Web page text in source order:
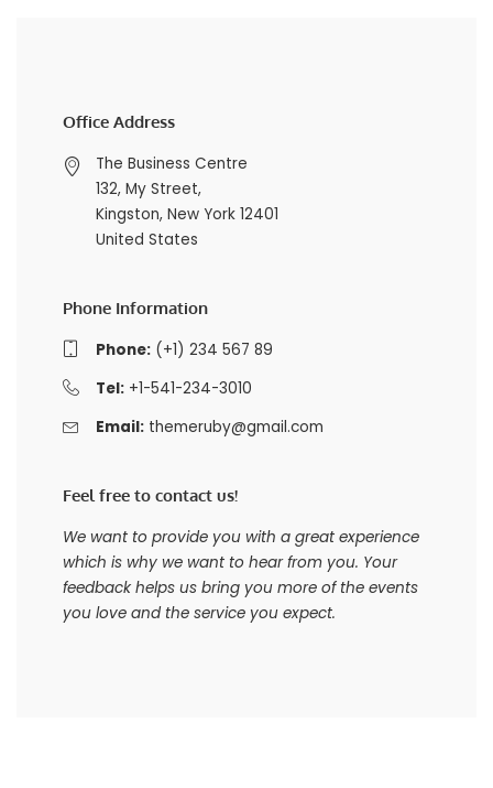
Office Address
The Business Centre
132, My Street,
Kingston, New York 12401
United States
Phone Information
Phone:(+1) 234 567 89
Tel:+1-541-234-3010
Email: themeruby@gmail.com
Feel free to contact us!
We want to provide you with a great experience
which is why we want to hear from you. Your
feedback helps us bring you more of the events
you love and the service you expect.